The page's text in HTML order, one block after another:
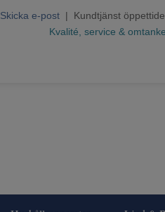
Skicka e-post | Kundtjänst
Kvalité, service &